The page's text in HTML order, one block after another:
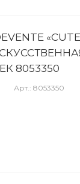
«CUTE
8053350
Арт.: 8053350